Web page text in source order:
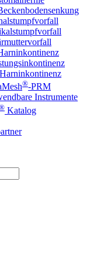
®-PRM
Instrumente
Katalog